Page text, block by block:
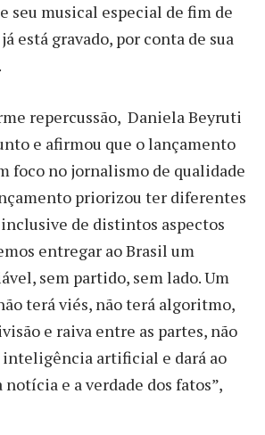
seu musical especial de fim de
está gravado, por conta de sua
repercussão, Daniela Beyruti
e afirmou que o lançamento
foco no jornalismo de qualidade
priorizou ter diferentes
de distintos aspectos
entregar ao Brasil um
sem partido, sem lado. Um
terá viés, não terá algoritmo,
e raiva entre as partes, não
artificial e dará ao
notícia e a verdade dos fatos”,